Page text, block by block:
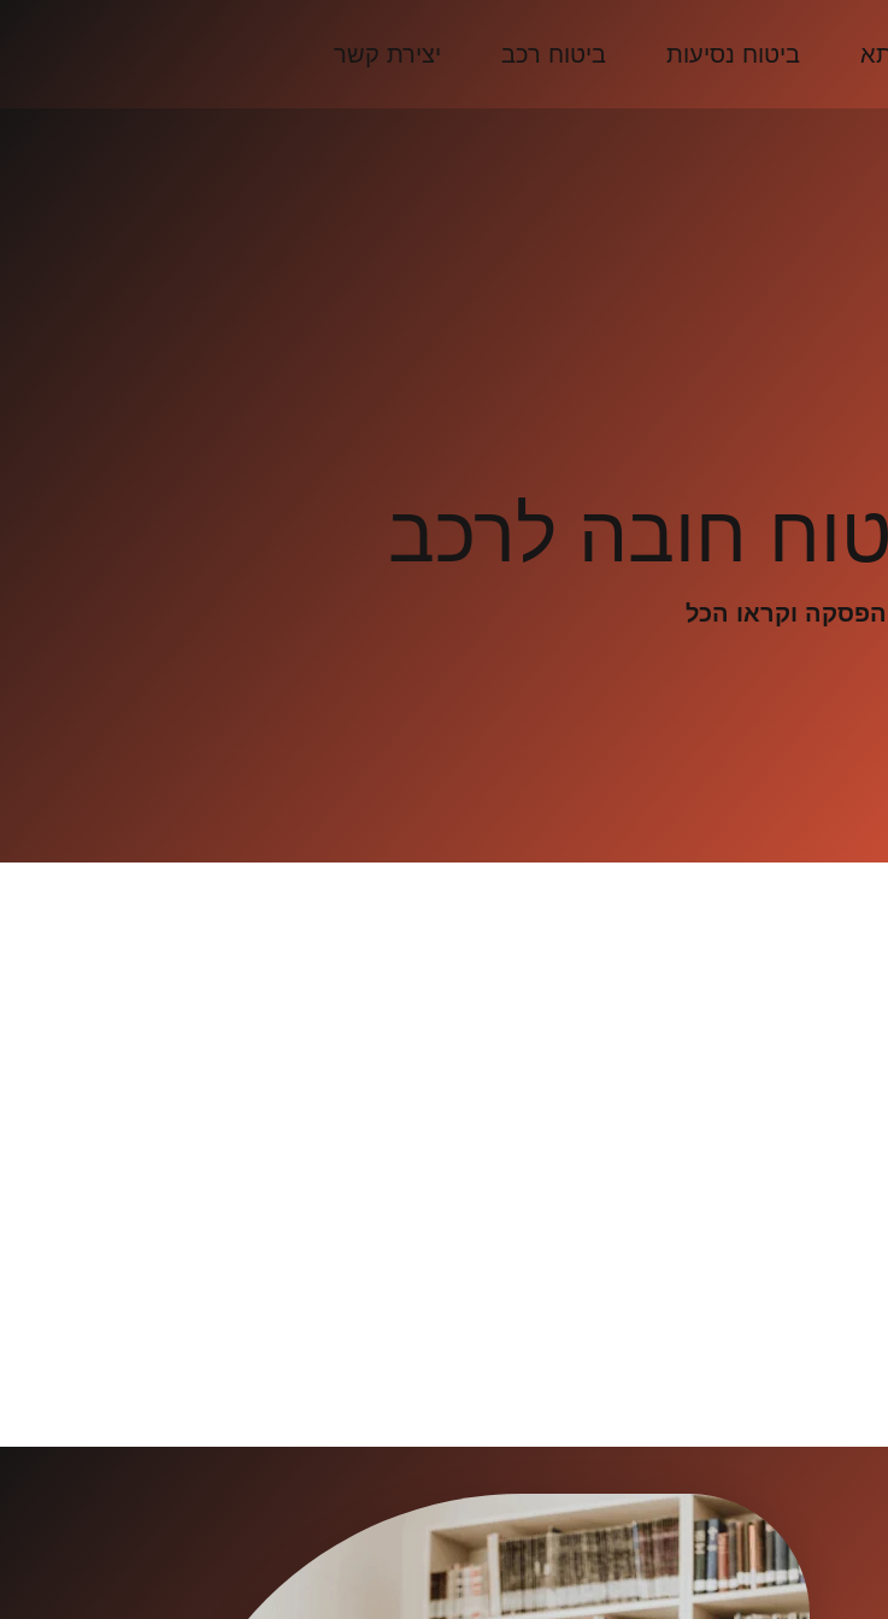
ביטוח נסיעות ביטוח רכב יצירת קשר
חובה לרכב
וקראו הכל